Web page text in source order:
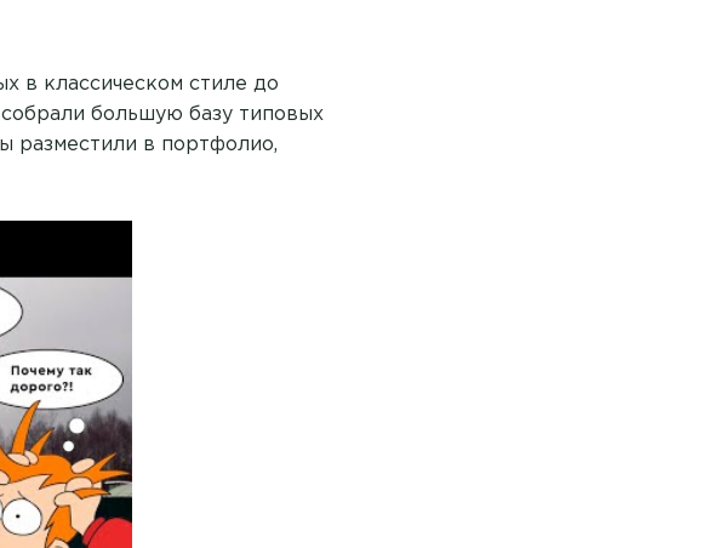
в классическом стиле до
большую базу типовых
разместили в портфолио,